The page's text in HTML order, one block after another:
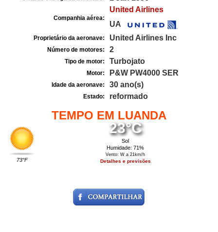
Companhia aérea:
United Airlines
UA
Proprietário da aeronave: United Airlines Inc
Número de motores: 2
Tipo de motor: Turbojato
Motor: P&W PW4000 SER
Idade da aeronave: 30 ano(s)
Estado: reformado
TEMPO EM LUANDA
73°F
23°C
Sol
Humidade: 71%
Vento: W a 21km/h
Detalhes e previsões